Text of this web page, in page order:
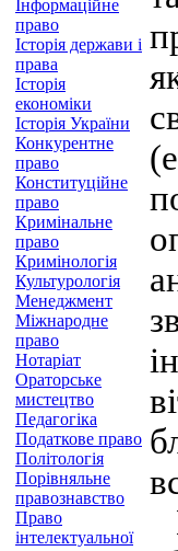
Інформаційне
право
Історія держави і
права
Історія
економіки
Історія України
Конкурентне
право
Конституційне
право
Кримінальне
право
Кримінологія
Культурологія
Менеджмент
Міжнародне
право
Нотаріат
Ораторське
мистецтво
Педагогіка
Податкове право
Політологія
Порівняльне
правознавство
Право
інтелектуальної